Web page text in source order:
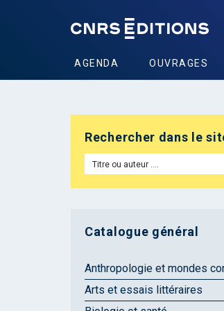
AGENDA OUVRAGES
Rechercher dans le
Catalogue général
Anthropologie et mondes
Arts et essais littéraires